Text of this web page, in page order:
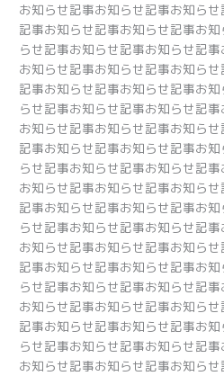
お知らせ記事お知らせ記事お知ら
記事お知らせ記事お知らせ記事お
らせ記事お知らせ記事お知らせ記
お知らせ記事お知らせ記事お知ら
記事お知らせ記事お知らせ記事お
らせ記事お知らせ記事お知らせ記
お知らせ記事お知らせ記事お知ら
記事お知らせ記事お知らせ記事お
らせ記事お知らせ記事お知らせ記
お知らせ記事お知らせ記事お知ら
記事お知らせ記事お知らせ記事お
らせ記事お知らせ記事お知らせ記
お知らせ記事お知らせ記事お知ら
記事お知らせ記事お知らせ記事お
らせ記事お知らせ記事お知らせ記
お知らせ記事お知らせ記事お知ら
記事お知らせ記事お知らせ記事お
らせ記事お知らせ記事お知らせ記
お知らせ記事お知らせ記事お知ら